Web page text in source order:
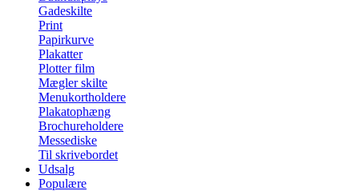
Gadeskilte
Print
Papirkurve
Plakatter
Plotter film
Mægler skilte
Menukortholdere
Plakatophæng
Brochureholdere
Messediske
Til skrivebordet
Udsalg
Populære